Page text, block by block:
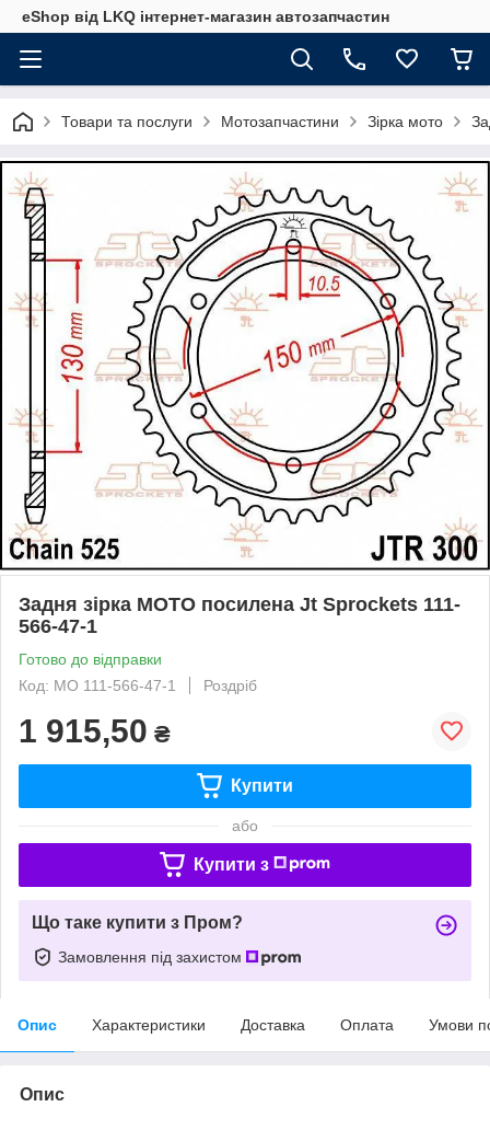
eShop від LKQ інтернет-магазин автозапчастин
Товари та послуги Мотозапчастини Зірка мото
Задня зірка MOTO посилена Jt Sprockets 111-
566-47-1
Готово до відправки
Код: MO 111-566-47-1
Роздріб
1 915,50 ₴
Купити
або
Купити з
Що таке купити з Пром?
Замовлення під захистом
Опис Характеристики Доставка Оплата Умови
Опис